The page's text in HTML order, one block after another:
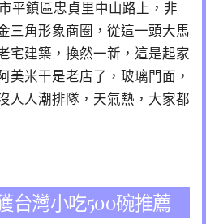
平鎮區忠貞里中山路上，非
三角形象商圈，從這一頭大馬
宅建築，換然一新，這是起家
美米干是老店了，玻璃門面，
人人潮排隊，天氣熱，大家都
台灣小吃500碗推薦